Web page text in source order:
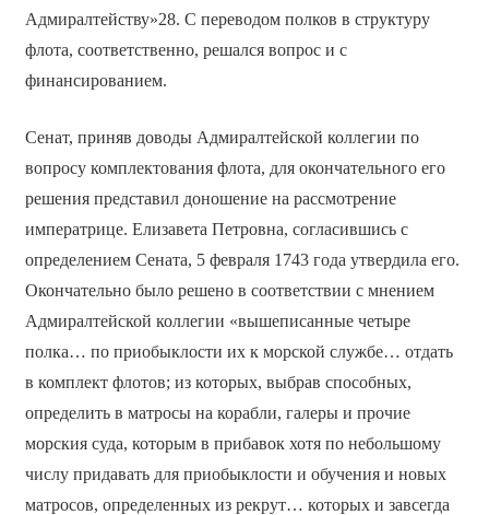
Адмиралтейству»28. С переводом полков в структуру
флота, соответственно, решался вопрос и с
финансированием.
Сенат, приняв доводы Адмиралтейской коллегии по
вопросу комплектования флота, для окончательного его
решения представил доношение на рассмотрение
императрице. Елизавета Петровна, согласившись с
определением Сената, 5 февраля 1743 года утвердила его.
Окончательно было решено в соответствии с мнением
Адмиралтейской коллегии «вышеписанные четыре
полка… по приобыклости их к морской службе… отдать
в комплект флотов; из которых, выбрав способных,
определить в матросы на корабли, галеры и прочие
морския суда, которым в прибавок хотя по небольшому
числу придавать для приобыклости и обучения и новых
матросов, определенных из рекрут… которых и завсегда